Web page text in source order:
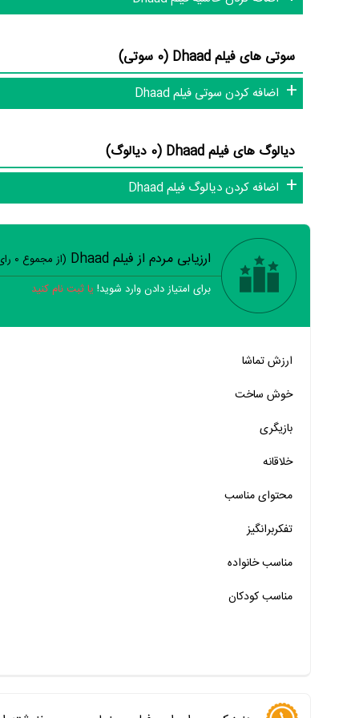
آنلاین و بانک اطلاعات هنرمندان و آثار سینما، تلویزیون و تئاتر
سوتی های فیلم Dhaad (0 سوتی)
اضافه کردن سوتی فیلم Dhaad
دیالوگ های فیلم Dhaad (0 دیالوگ)
اضافه کردن دیالوگ فیلم Dhaad
خیر
خیر
خیر
خیر
خیر تقریبا
خیر
خیر
ارزیابی مردم از فیلم Dhaad (از مجموع 0
برای امتیاز دادن وارد شوید! یا ثبت نام کنید
ارزش تماشا
خوش ساخت
بازیگری
خلاقانه
محتوای مناسب
تفکربرانگیز
مناسب خانواده‌
مناسب کودکان